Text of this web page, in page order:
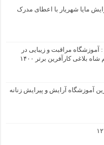
مایا شهریار با اعطای مدرک
: آموزشگاه مراقبت و زیبایی در
بلاغی کارآفرین برتر ۱۴۰۰
آموزشگاه آرایش و پیرایش زنانه